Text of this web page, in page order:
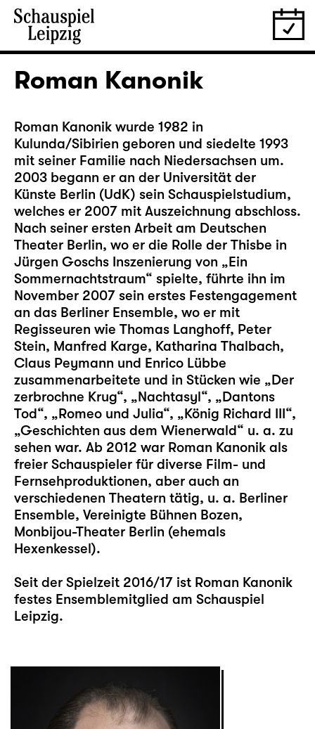
Roman Kanonik
Roman Kanonik wurde 1982 in
Kulunda/Sibirien geboren und siedelte 1993
mit seiner Familie nach Niedersachsen um.
2003 begann er an der Universität der
Künste Berlin (UdK) sein Schauspielstudium,
welches er 2007 mit Auszeichnung abschloss.
Nach seiner ersten Arbeit am Deutschen
Theater Berlin, wo er die Rolle der Thisbe in
Jürgen Goschs Inszenierung von „Ein
Sommernachtstraum“ spielte, führte ihn im
November 2007 sein erstes Festengagement
an das Berliner Ensemble, wo er mit
Regisseuren wie Thomas Langhoff, Peter
Stein, Manfred Karge, Katharina Thalbach,
Claus Peymann und Enrico Lübbe
zusammenarbeitete und in Stücken wie „Der
zerbrochne Krug“, „Nachtasyl“, „Dantons
Tod“, „Romeo und Julia“, „König Richard III“,
„Geschichten aus dem Wienerwald“ u. a. zu
sehen war. Ab 2012 war Roman Kanonik als
freier Schauspieler für diverse Film- und
Fernsehproduktionen, aber auch an
verschiedenen Theatern tätig, u. a. Berliner
Ensemble, Vereinigte Bühnen Bozen,
Monbijou-Theater Berlin (ehemals
Hexenkessel).
Seit der Spielzeit 2016/17 ist Roman Kanonik
festes Ensemblemitglied am Schauspiel
Leipzig.